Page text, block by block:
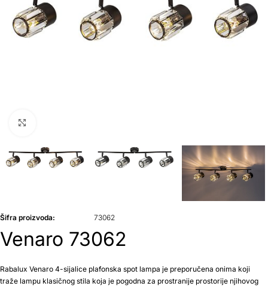
Šifra proizvoda: 73062
Venaro 73062
Rabalux Venaro 4-sijalice plafonska spot lampa je preporučena onima koji
traže lampu klasičnog stila koja je pogodna za prostranije prostorije njihovog